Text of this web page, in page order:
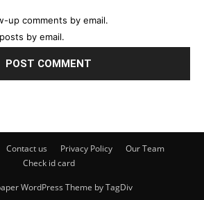
up comments by email.
by email.
Contact us Privacy Policy
Our Team
Check id card
WordPress Theme by TagDiv